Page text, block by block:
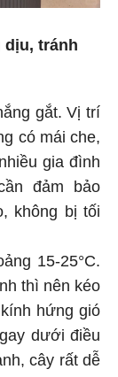
dịu, tránh
gắt. Vị trí
có mái che,
gia đình
đảm bảo
không bị tối
15-25°C.
thì nên kéo
hứng gió
dưới điều
cây rất dễ